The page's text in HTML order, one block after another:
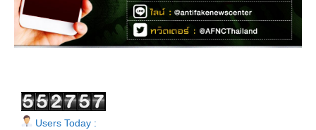
Users Today :